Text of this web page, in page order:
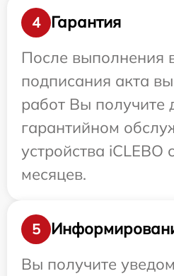
4
Гарантия
После выполнения
подписания акта
работ Вы получите
гарантийном
устройства iCLEBO
месяцев.
5
Вы получите